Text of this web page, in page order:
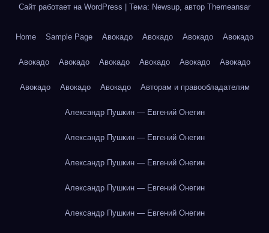
Сайт работает на WordPress Тема: Newsup, автор Themeansar
Home Sample Page Авокадо Авокадо Авокадо Авокадо
Авокадо Авокадо Авокадо Авокадо Авокадо Авокадо
Авокадо Авокадо Авокадо Авторам и правообладателям
Александр Пушкин — Евгений Онегин
Александр Пушкин — Евгений Онегин
Александр Пушкин — Евгений Онегин
Александр Пушкин — Евгений Онегин
Александр Пушкин — Евгений Онегин